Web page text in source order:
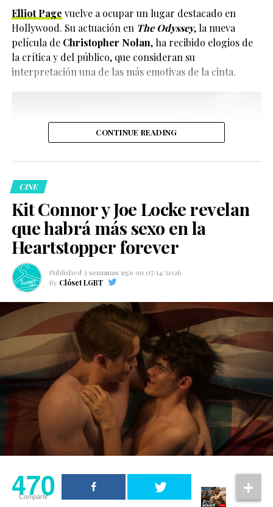
Elliot Page vuelve a ocupar un lugar destacado en
Hollywood. Su actuación en The Odyssey, la nueva
película de Christopher Nolan, ha recibido elogios de
la crítica y del público, que consideran su
interpretación una de las más emotivas de la cinta.
CONTINUE READING
CINE
Kit Connor y Joe Locke revelan
que habrá más sexo en la
Heartstopper forever
Published 3 semanas ago on 07/14/2026
By Clóset LGBT
470
Compartir